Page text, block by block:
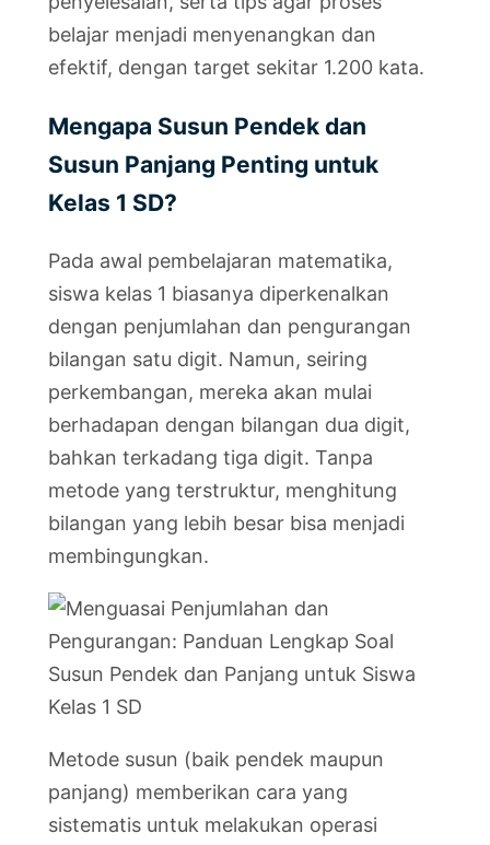
belajar menjadi menyenangkan dan
efektif, dengan target sekitar 1.200 kata.
Mengapa Susun Pendek dan
Susun Panjang Penting untuk
Kelas 1 SD?
Pada awal pembelajaran matematika,
siswa kelas 1 biasanya diperkenalkan
dengan penjumlahan dan pengurangan
bilangan satu digit. Namun, seiring
perkembangan, mereka akan mulai
berhadapan dengan bilangan dua digit,
bahkan terkadang tiga digit. Tanpa
metode yang terstruktur, menghitung
bilangan yang lebih besar bisa menjadi
membingungkan.
Metode susun (baik pendek maupun
panjang) memberikan cara yang
sistematis untuk melakukan operasi